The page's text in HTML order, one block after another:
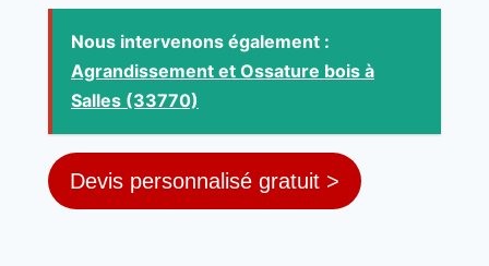
Nous intervenons également :
Agrandissement et Ossature bois à
Salles (33770)
Devis personnalisé gratuit >